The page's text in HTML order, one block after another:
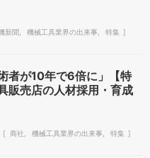
新聞 機械工具業界の出来事 特集
者が10年で6倍に」【特
販売店の人材採用・育成
商社 機械工具業界の出来事 特集